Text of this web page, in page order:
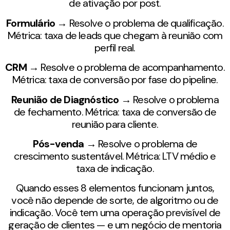
de ativação por post.
Formulário → Resolve o problema de qualificação.
Métrica: taxa de leads que chegam à reunião com
perfil real.
CRM→ Resolve o problema de acompanhamento.
Métrica: taxa de conversão por fase do pipeline.
Reunião de Diagnóstico → Resolve o problema
de fechamento. Métrica: taxa de conversão de
reunião para cliente.
Pós-venda → Resolve o problema de
crescimento sustentável. Métrica: LTV médio e
taxa de indicação.
Quando esses 8 elementos funcionam juntos,
você não depende de sorte, de algoritmo ou de
indicação. Você tem uma operação previsível de
geração de clientes — e um negócio de mentoria